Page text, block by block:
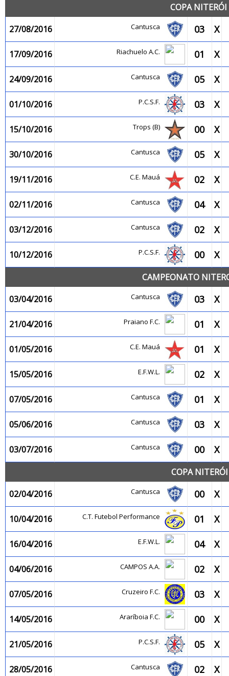
COPA
27/08/2016
Cantusca 03 X
17/09/2016 Riachuelo A.C. 01 X
24/09/2016 Cantusca 05 X
01/10/2016 P.C.S.F. 03 X
15/10/2016 Trops (B) 00 X
30/10/2016 Cantusca 05 X
19/11/2016 C.E. Mauá 02 X
02/11/2016 Cantusca 04 X
03/12/2016 Cantusca 02 X
10/12/2016 P.C.S.F. 00 X
CAMPEONATO
03/04/2016
Cantusca 03 X
21/04/2016 Praiano F.C. 01 X
01/05/2016 C.E. Mauá 01 X
15/05/2016 E.F.W.L. 02 X
07/05/2016 Cantusca 01 X
05/06/2016 Cantusca 03 X
03/07/2016 Cantusca 00 X
COPA
02/04/2016
Cantusca 00 X
10/04/2016 C.T. Futebol Performance 01 X
16/04/2016 E.F.W.L. 04 X
04/06/2016 CAMPOS A.A. 02 X
07/05/2016 Cruzeiro F.C. 03 X
14/05/2016 Araríboia F.C. 00 X
21/05/2016 P.C.S.F. 05 X
28/05/2016 Cantusca 02 X